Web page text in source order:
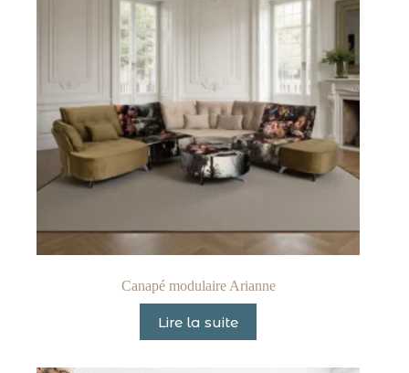
Canapé modulaire Arianne
Lire la suite